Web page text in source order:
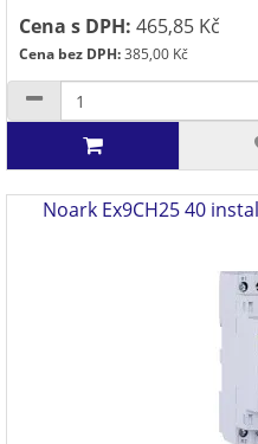
Cena s DPH: 465,85 Kč
Cena bez DPH:385,00 Kč
Noark Ex9CH25 40